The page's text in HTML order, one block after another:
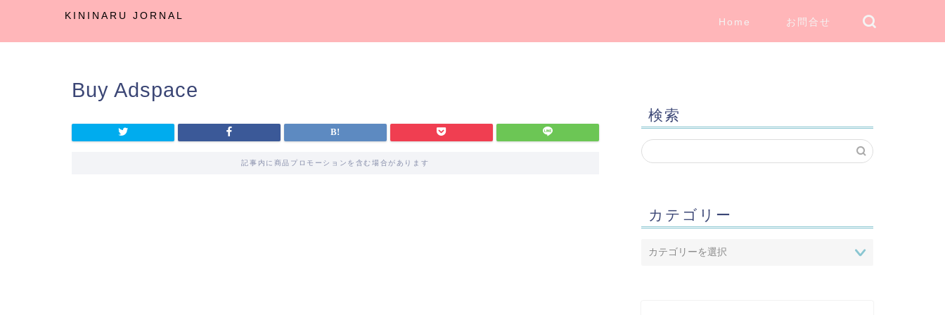
KININARU JORNAL
Home お問合せ
Buy Adspace
記事内に商品プロモーションを含む場合があります
検索
カテゴリー